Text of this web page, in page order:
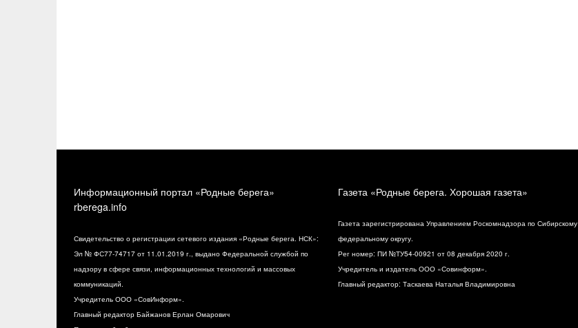
Информационный портал «Родные берега»
rberega.info
Свидетельство о регистрации сетевого издания «Родные берега. НСК»:
Эл № ФС77-74717 от 11.01.2019 г., выдано Федеральной службой по
надзору в сфере связи, информационных технологий и массовых
коммуникаций.
Учредитель ООО «СовИнформ».
Главный редактор Байжанов Ерлан Омарович
Газета «Родные берега. Хорошая газета»
Газета зарегистрирована Управлением Роскомнадзора по Сибирскому
федеральному округу.
Рег номер: ПИ №ТУ54-00921 от 08 декабря 2020 г.
Учредитель и издатель ООО «Совинформ».
Главный редактор: Таскаева Наталья Владимировна